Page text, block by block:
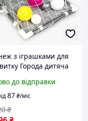
з іграшками для
Города дитяча
для дитини Манеж
у будинку
до відправки
87₴/міс
₴